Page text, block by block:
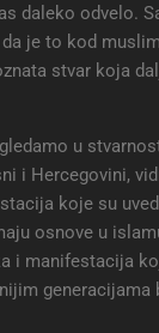
daleko odvelo.
je to kod
stvar koja
u
i Hercegovini,
koje su
osnove u
i manifestacija
generacijama